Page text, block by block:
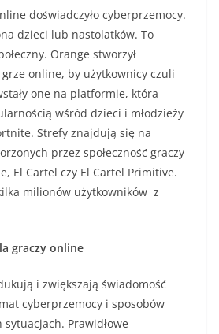
doświadczyło cyberprzemocy.
dzieci lub nastolatków. To
Orange stworzył
online, by użytkownicy czuli
one na platformie, która
wśród dzieci i młodzieży
Strefy znajdują się na
przez społeczność graczy
El Cartel czy El Cartel Primitive.
milionów użytkowników z
graczy online
i zwiększają świadomość
cyberprzemocy i sposobów
Prawidłowe